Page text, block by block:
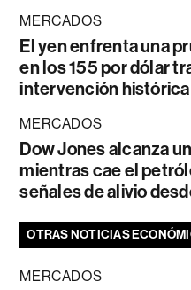
MERCADOS
El yen enfrenta una
en los 155 por dólar
intervención histórica
MERCADOS
Dow Jones alcanza
mientras cae el
señales de alivio
OTRAS NOTICIAS
MERCADOS